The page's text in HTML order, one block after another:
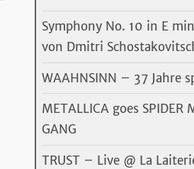
Symphony No. 10 in E
von Dmitri
WAAHNSINN – 37 Jahre
METALLICA goes SPIDER
GANG
TRUST – Live @ La